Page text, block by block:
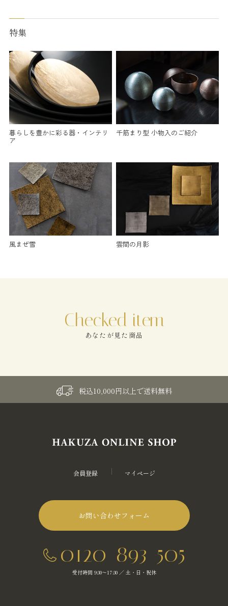
特集
暮らしを豊かに彩る器・インテリ
ア
千筋まり型 小物入のご紹介
風まぜ雪 雲間の月影
あなたが見た商品
税込10,000円以上で送料無料
会員登録 マイページ
お問い合わせフォーム
0120-893-505
受付時間 9:30～17:30 ／ 土・日・祝休